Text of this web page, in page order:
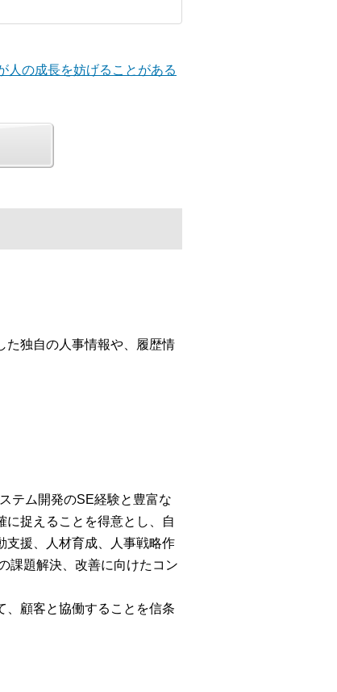
人の成長を妨げることがある
た独自の人事情報や、履歴情
テム開発のSE経験と豊富な
に捉えることを得意とし、自
支援、人材育成、人事戦略作
課題解決、改善に向けたコン
、顧客と協働することを信条